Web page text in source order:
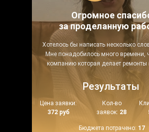
Огромное
за проделанную
Хотелось бы написать несколько
Мне понадобилось много времени,
компанию которая делает
Результаты
Кол-во
заявок: 28
Цена заявки:
372 руб
Бюджета потрачено: 17